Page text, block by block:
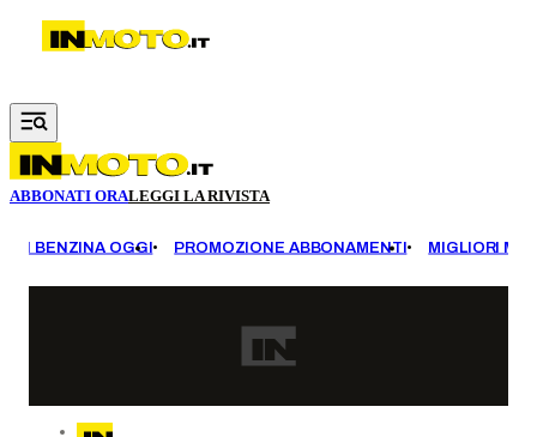
Vai al contenuto principale
ABBONATI ORALEGGI LA RIVISTA
BENZINA OGGI PROMOZIONE ABBONAMENTI MIGLIORI